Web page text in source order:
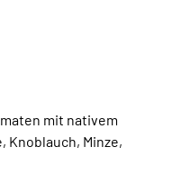
mit nativem
Knoblauch, Minze,